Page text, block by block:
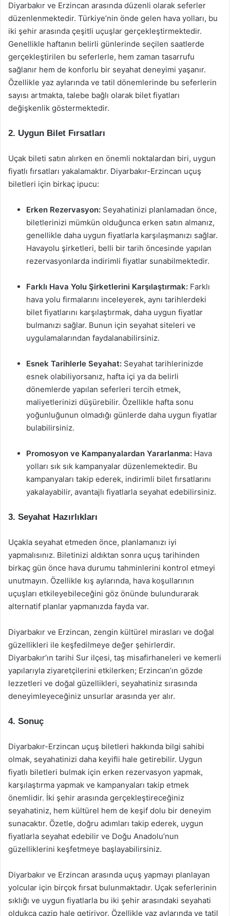
Diyarbakır ve Erzincan arasında düzenli olarak seferler
düzenlenmektedir. Türkiye’nin önde gelen hava yolları, bu
iki şehir arasında çeşitli uçuşlar gerçekleştirmektedir.
Genellikle haftanın belirli günlerinde seçilen saatlerde
gerçekleştirilen bu seferlerle, hem zaman tasarrufu
sağlanır hem de konforlu bir seyahat deneyimi yaşanır.
Özellikle yaz aylarında ve tatil dönemlerinde bu seferlerin
sayısı artmakta, talebe bağlı olarak bilet fiyatları
değişkenlik göstermektedir.
2. Uygun Bilet Fırsatları
Uçak bileti satın alırken en önemli noktalardan biri, uygun
fiyatlı fırsatları yakalamaktır. Diyarbakır-Erzincan uçuş
biletleri için birkaç ipucu:
Erken Rezervasyon: Seyahatinizi planlamadan önce,
biletlerinizi mümkün olduğunca erken satın almanız,
genellikle daha uygun fiyatlarla karşılaşmanızı sağlar.
Havayolu şirketleri, belli bir tarih öncesinde yapılan
rezervasyonlarda indirimli fiyatlar sunabilmektedir.
Farklı Hava Yolu Şirketlerini Karşılaştırmak: Farklı
hava yolu firmalarını inceleyerek, aynı tarihlerdeki
bilet fiyatlarını karşılaştırmak, daha uygun fiyatlar
bulmanızı sağlar. Bunun için seyahat siteleri ve
uygulamalarından faydalanabilirsiniz.
Esnek Tarihlerle Seyahat: Seyahat tarihlerinizde
esnek olabiliyorsanız, hafta içi ya da belirli
dönemlerde yapılan seferleri tercih etmek,
maliyetlerinizi düşürebilir. Özellikle hafta sonu
yoğunluğunun olmadığı günlerde daha uygun fiyatlar
bulabilirsiniz.
Promosyon ve Kampanyalardan Yararlanma: Hava
yolları sık sık kampanyalar düzenlemektedir. Bu
kampanyaları takip ederek, indirimli bilet fırsatlarını
yakalayabilir, avantajlı fiyatlarla seyahat edebilirsiniz.
3. Seyahat Hazırlıkları
Uçakla seyahat etmeden önce, planlamanızı iyi
yapmalısınız. Biletinizi aldıktan sonra uçuş tarihinden
birkaç gün önce hava durumu tahminlerini kontrol etmeyi
unutmayın. Özellikle kış aylarında, hava koşullarının
uçuşları etkileyebileceğini göz önünde bulundurarak
alternatif planlar yapmanızda fayda var.
Diyarbakır ve Erzincan, zengin kültürel mirasları ve doğal
güzellikleri ile keşfedilmeye değer şehirlerdir.
Diyarbakır’ın tarihi Sur ilçesi, taş misafirhaneleri ve kemerli
yapılarıyla ziyaretçilerini etkilerken; Erzincan’ın gözde
lezzetleri ve doğal güzellikleri, seyahatiniz sırasında
deneyimleyeceğiniz unsurlar arasında yer alır.
4. Sonuç
Diyarbakır-Erzincan uçuş biletleri hakkında bilgi sahibi
olmak, seyahatinizi daha keyifli hale getirebilir. Uygun
fiyatlı biletleri bulmak için erken rezervasyon yapmak,
karşılaştırma yapmak ve kampanyaları takip etmek
önemlidir. İki şehir arasında gerçekleştireceğiniz
seyahatiniz, hem kültürel hem de keşif dolu bir deneyim
sunacaktır. Özetle, doğru adımları takip ederek, uygun
fiyatlarla seyahat edebilir ve Doğu Anadolu’nun
güzelliklerini keşfetmeye başlayabilirsiniz.
Diyarbakır ve Erzincan arasında uçuş yapmayı planlayan
yolcular için birçok fırsat bulunmaktadır. Uçak seferlerinin
sıklığı ve uygun fiyatlarla bu iki şehir arasındaki seyahati
oldukça cazip hale getiriyor. Özellikle yaz aylarında ve tatil